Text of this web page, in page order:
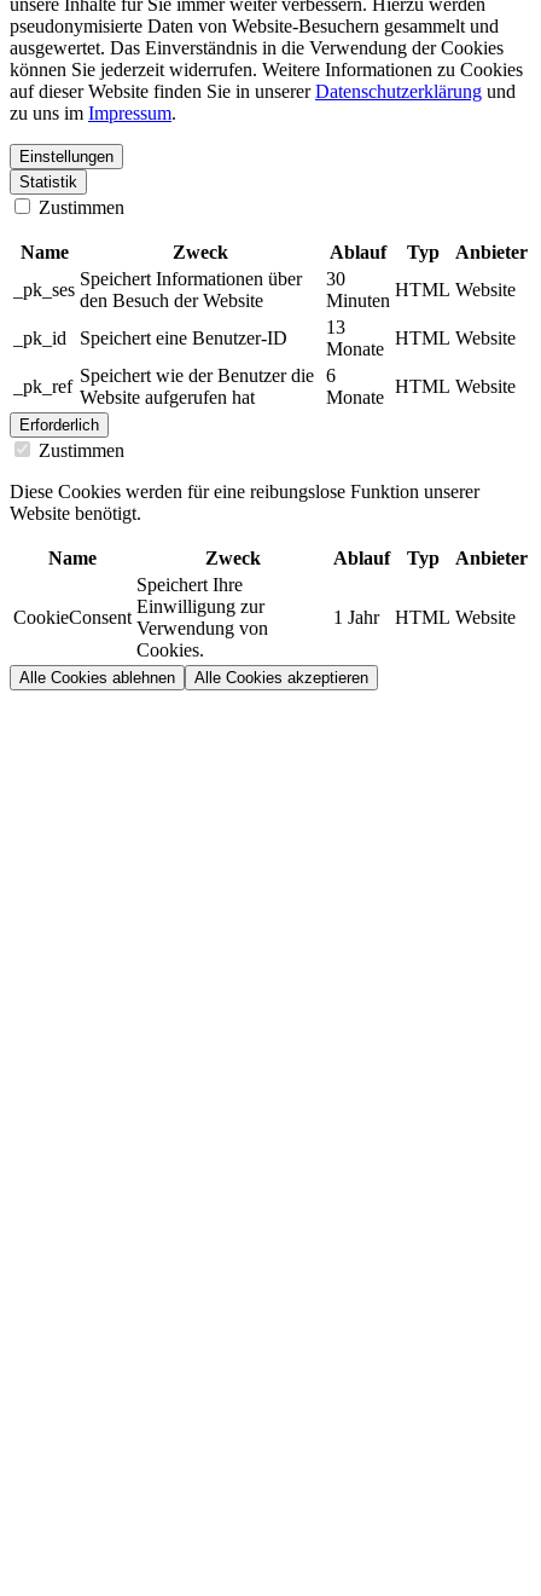
pseudonymisierte Daten von Website-Besuchern gesammelt und
ausgewertet. Das Einverständnis in die Verwendung der Cookies
können Sie jederzeit widerrufen. Weitere Informationen zu Cookies
auf dieser Website finden Sie in unsererDatenschutzerklärung und
zu uns im Impressum.
Einstellungen
Statistik
Zustimmen
Name Zweck Ablauf Typ
Anbieter
_pk_ses
Speichert Informationen über
den Besuch der Website
30
Minuten
HTML Website
_pk_id Speichert eine Benutzer-ID
13
Monate
HTML Website
_pk_ref
Speichert wie der Benutzer die
Website aufgerufen hat
6
Monate
HTML Website
Erforderlich
Zustimmen
Diese Cookies werden für eine reibungslose Funktion unserer
Website benötigt.
Name Zweck Ablauf Typ Anbieter
CookieConsent
Speichert Ihre
Einwilligung zur
Verwendung von
Cookies.
1 Jahr HTML Website
Alle Cookies ablehnen Alle Cookies akzeptieren